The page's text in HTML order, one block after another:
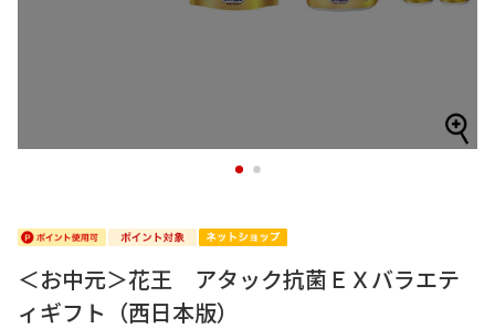
1 2
＜お中元＞花王 アタック抗菌ＥＸバラエテ
ィギフト（西日本版）